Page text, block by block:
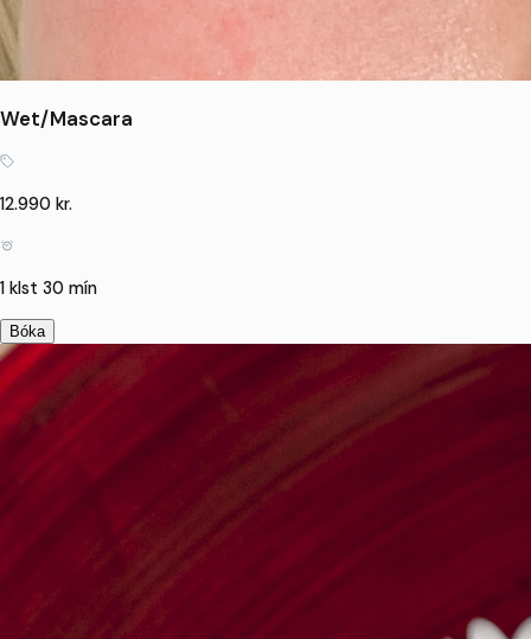
Wet/Mascara
12.990 kr.
1 klst 30 mín
Bóka